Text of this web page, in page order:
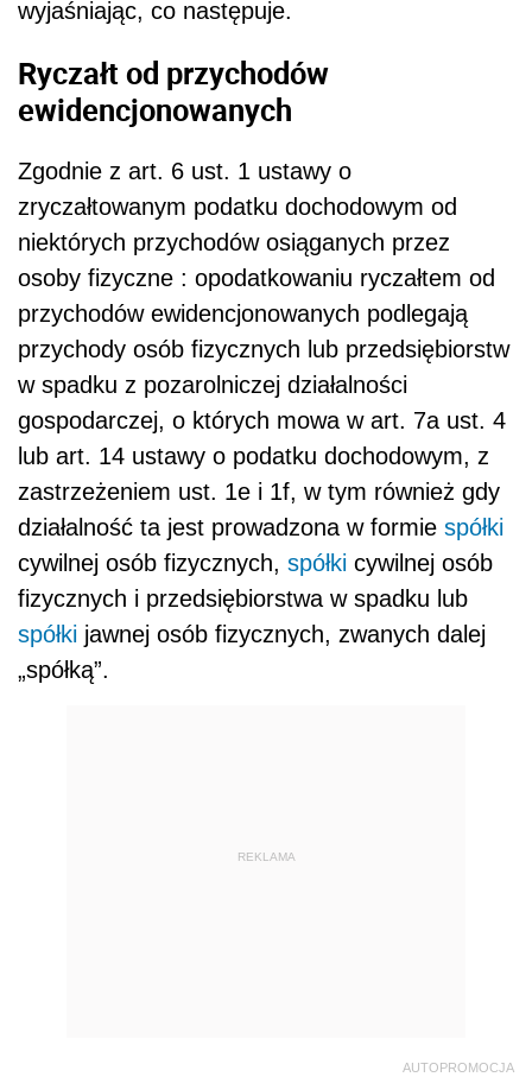
wyjaśniając, co następuje.
Ryczałt od przychodów
ewidencjonowanych
Zgodnie z art. 6 ust. 1 ustawy o
zryczałtowanym podatku dochodowym od
niektórych przychodów osiąganych przez
osoby fizyczne : opodatkowaniu ryczałtem od
przychodów ewidencjonowanych podlegają
przychody osób fizycznych lub przedsiębiorstw
w spadku z pozarolniczej działalności
gospodarczej, o których mowa w art. 7a ust. 4
lub art. 14 ustawy o podatku dochodowym, z
zastrzeżeniem ust. 1e i 1f, w tym również gdy
działalność ta jest prowadzona w formie spółki
cywilnej osób fizycznych, spółki cywilnej osób
fizycznych i przedsiębiorstwa w spadku lub
spółki jawnej osób fizycznych, zwanych dalej
„spółką”.
REKLAMA
AUTOPROMOCJA